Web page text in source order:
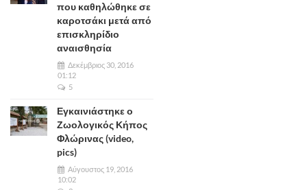
που καθηλώθηκε σε
καροτσάκι μετά από
επισκληρίδιο
αναισθησία
Δεκέμβριος 30, 2016
01:12
5
Εγκαινιάστηκε ο
Ζωολογικός Κήπος
Φλώρινας (video,
pics)
Αύγουστος 19, 2016
10:02